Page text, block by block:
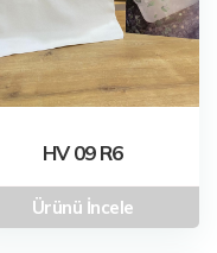
HV 09 R6
Ürünü İncele